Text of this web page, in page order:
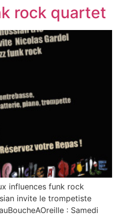
rock quartet
influences funk rock
invite le trompetiste
: Samedi